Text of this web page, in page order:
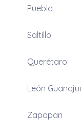
Puebla
Saltillo
Querétaro
León
Zapopan